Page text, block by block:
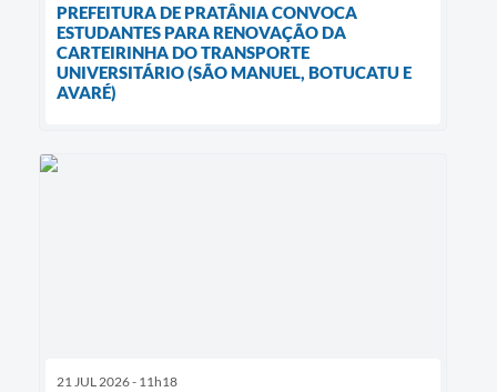
PREFEITURA DE PRATÂNIA CONVOCA
ESTUDANTES PARA RENOVAÇÃO DA
CARTEIRINHA DO TRANSPORTE
UNIVERSITÁRIO (SÃO MANUEL, BOTUCATU E
AVARÉ)
21 JUL 2026 - 11h18